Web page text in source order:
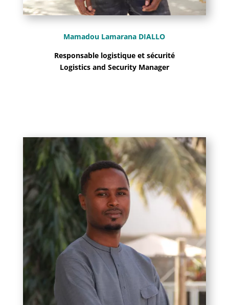
Mamadou Lamarana DIALLO
Responsable logistique et sécurité
Logistics and Security Manager